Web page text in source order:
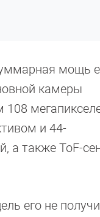
мощь
камеры
и 44-
а также ToF-
его не